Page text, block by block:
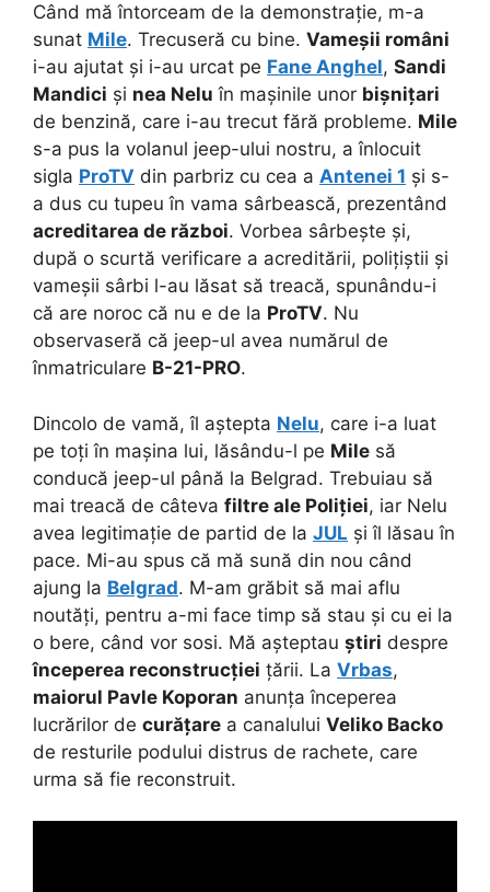
Când mă întorceam de la demonstrație, m-a
sunat Mile. Trecuseră cu bine. Vameșii români
i-au ajutat și i-au urcat pe Fane Anghel, Sandi
Mandici și nea Nelu în mașinile unor bișnițari
de benzină, care i-au trecut fără probleme. Mile
s-a pus la volanul jeep-ului nostru, a înlocuit
sigla ProTV din parbriz cu cea a Antenei 1 și s-
a dus cu tupeu în vama sârbească, prezentând
acreditarea de război. Vorbea sârbește și,
după o scurtă verificare a acreditării, polițiștii și
vameșii sârbi l-au lăsat să treacă, spunându-i
că are noroc că nu e de la ProTV. Nu
observaseră că jeep-ul avea numărul de
înmatriculare B-21-PRO.
Dincolo de vamă, îl aștepta Nelu, care i-a luat
pe toți în mașina lui, lăsându-l pe Mile să
conducă jeep-ul până la Belgrad. Trebuiau să
mai treacă de câteva filtre ale Poliției, iar Nelu
avea legitimație de partid de la JUL și îl lăsau în
pace. Mi-au spus că mă sună din nou când
ajung la Belgrad. M-am grăbit să mai aflu
noutăți, pentru a-mi face timp să stau și cu ei la
o bere, când vor sosi. Mă așteptau știri despre
începerea reconstrucției țării. La Vrbas,
maiorul Pavle Koporan anunța începerea
lucrărilor de curățare a canalului Veliko Backo
de resturile podului distrus de rachete, care
urma să fie reconstruit.